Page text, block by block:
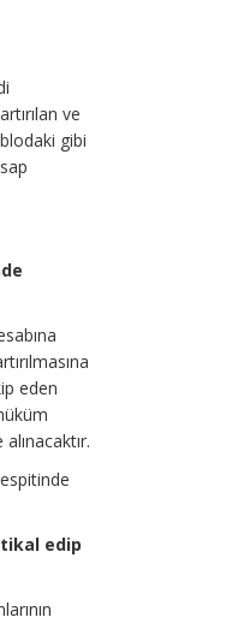
ve
gibi
eden
edip